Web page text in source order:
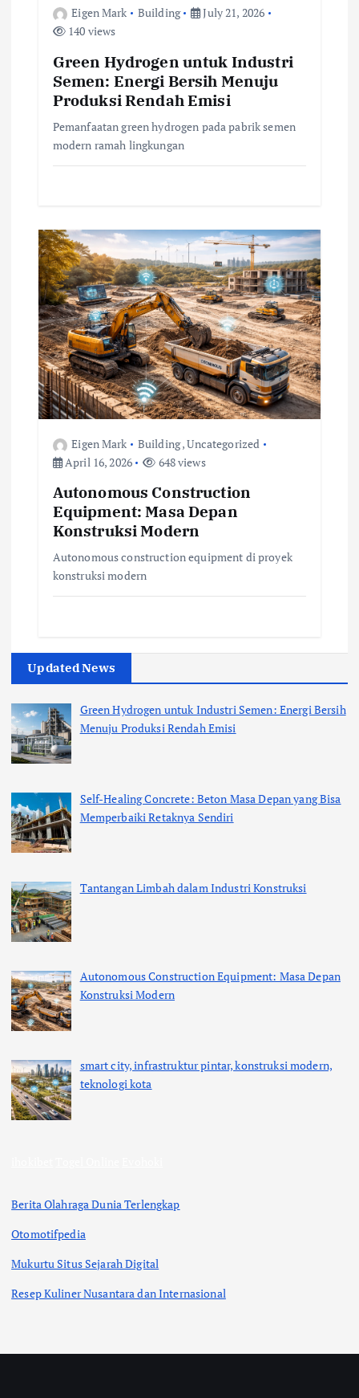
Eigen Mark Building
July 21, 2026
140 views
Green Hydrogen untuk Industri
Semen: Energi Bersih Menuju
Produksi Rendah Emisi
Pemanfaatan green hydrogen pada pabrik semen
modern ramah lingkungan
Eigen Mark Building,Uncategorized
April 16, 2026
648 views
Autonomous Construction
Equipment: Masa Depan
Konstruksi Modern
Autonomous construction equipment di proyek
konstruksi modern
Updated News
Green Hydrogen untuk Industri Semen: Energi Bersih
Menuju Produksi Rendah Emisi
Self-Healing Concrete: Beton Masa Depan yang Bisa
Memperbaiki Retaknya Sendiri
Tantangan Limbah dalam Industri Konstruksi
Autonomous Construction Equipment: Masa Depan
Konstruksi Modern
smart city, infrastruktur pintar, konstruksi modern,
teknologi kota
Berita Olahraga Dunia Terlengkap
Otomotifpedia
Mukurtu Situs Sejarah Digital
Resep Kuliner Nusantara dan Internasional